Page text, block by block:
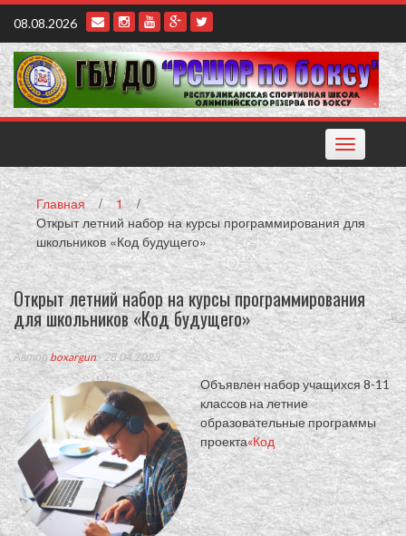
Наверх
08.08.2026
Toggle
navigation
Главная / 1
/
Открыт летний набор на курсы программирования для
школьников «Код будущего»
Открыт летний набор на курсы программирования
для школьников «Код будущего»
Автор boxargun- 28.04.2023
Объявлен набор учащихся 8-11
классов на летние
образовательные программы
проекта«Код